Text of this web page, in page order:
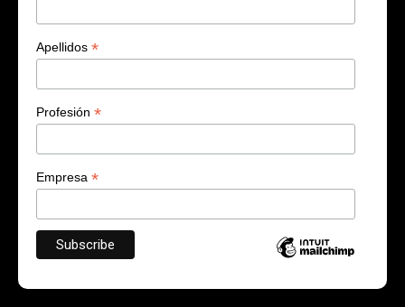
Apellidos *
Profesión *
Empresa *